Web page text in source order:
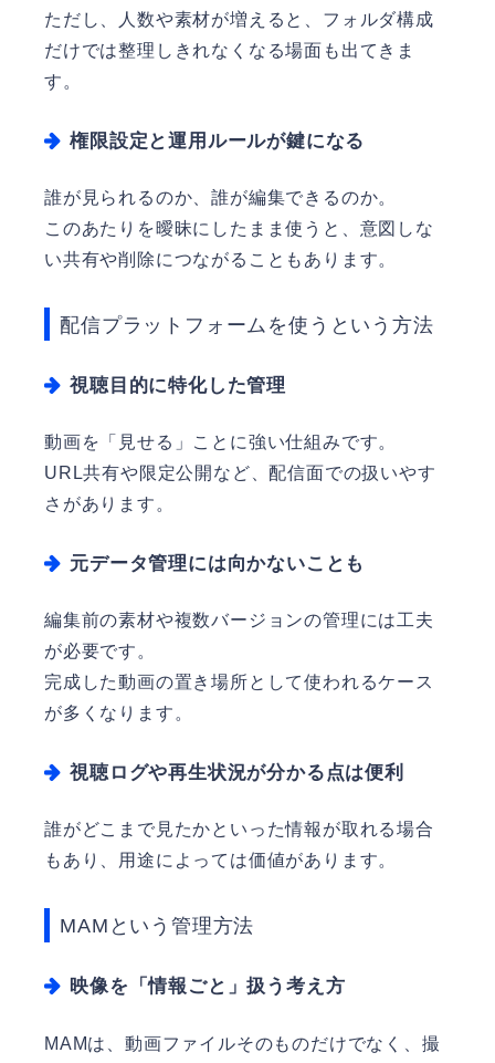
ただし、人数や素材が増えると、フォルダ構成
だけでは整理しきれなくなる場面も出てきま
す。
権限設定と運用ルールが鍵になる
誰が見られるのか、誰が編集できるのか。
このあたりを曖昧にしたまま使うと、意図しな
い共有や削除につながることもあります。
配信プラットフォームを使うという方法
視聴目的に特化した管理
動画を「見せる」ことに強い仕組みです。
URL共有や限定公開など、配信面での扱いやす
さがあります。
元データ管理には向かないことも
編集前の素材や複数バージョンの管理には工夫
が必要です。
完成した動画の置き場所として使われるケース
が多くなります。
視聴ログや再生状況が分かる点は便利
誰がどこまで見たかといった情報が取れる場合
もあり、用途によっては価値があります。
MAMという管理方法
映像を「情報ごと」扱う考え方
MAMは、動画ファイルそのものだけでなく、撮